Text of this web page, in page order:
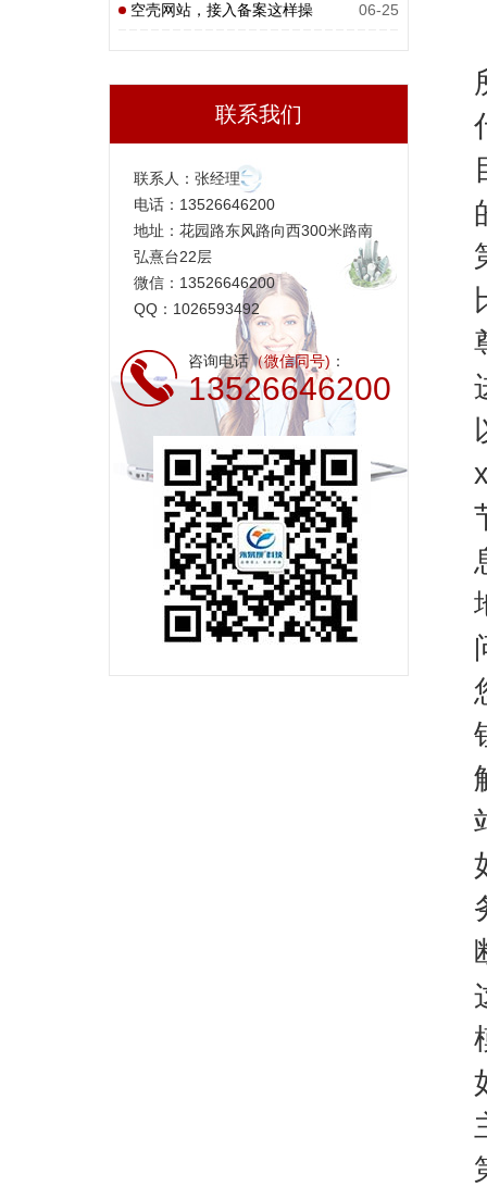
什么
空壳网站，接入备案这样操 06-25
联系我们
联系人：张经理
电话：13526646200
地址：花园路东风路向西300米路南
弘熹台22层
微信：13526646200
QQ：1026593492
咨询电话（微信同号) ：
13526646200